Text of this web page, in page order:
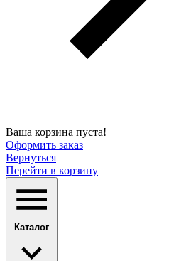
Ваша корзина пуста!
Оформить заказ
Вернуться
Перейти в корзину
Каталог